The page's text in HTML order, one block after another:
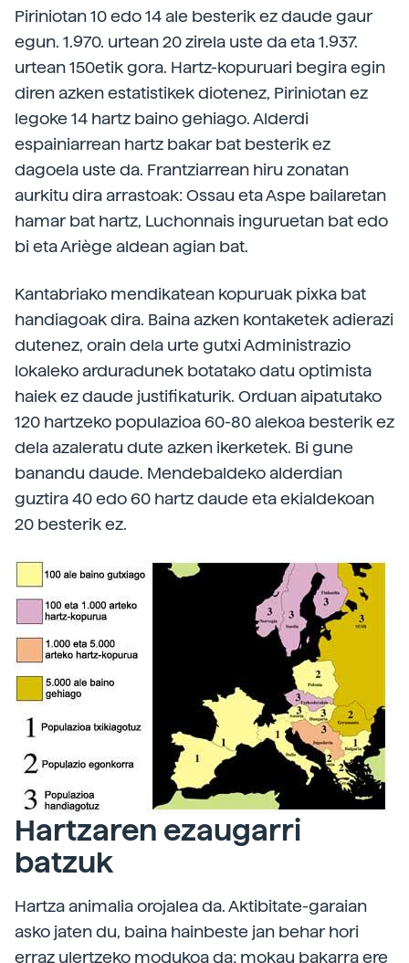
Piriniotan 10 edo 14 ale besterik ez daude gaur
egun. 1.970. urtean 20 zirela uste da eta 1.937.
urtean 150etik gora. Hartz-kopuruari begira egin
diren azken estatistikek diotenez, Piriniotan ez
legoke 14 hartz baino gehiago. Alderdi
espainiarrean hartz bakar bat besterik ez
dagoela uste da. Frantziarrean hiru zonatan
aurkitu dira arrastoak: Ossau eta Aspe bailaretan
hamar bat hartz, Luchonnais inguruetan bat edo
bi eta Ariège aldean agian bat.
Kantabriako mendikatean kopuruak pixka bat
handiagoak dira. Baina azken kontaketek adierazi
dutenez, orain dela urte gutxi Administrazio
lokaleko arduradunek botatako datu optimista
haiek ez daude justifikaturik. Orduan aipatutako
120 hartzeko populazioa 60-80 alekoa besterik ez
dela azaleratu dute azken ikerketek. Bi gune
banandu daude. Mendebaldeko alderdian
guztira 40 edo 60 hartz daude eta ekialdekoan
20 besterik ez.
Hartzaren ezaugarri
batzuk
Hartza animalia orojalea da. Aktibitate-garaian
asko jaten du, baina hainbeste jan behar hori
erraz ulertzeko modukoa da; mokau bakarra ere